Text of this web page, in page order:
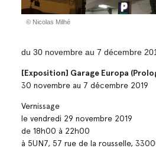
© Nicolas Milhé
du 30 novembre au 7 décembre
[Exposition] Garage Europa
30 novembre au 7 décembre 2019
Vernissage
le vendredi 29 novembre 2019
de 18h00 à 22h00
à 5UN7, 57 rue de la rousselle,